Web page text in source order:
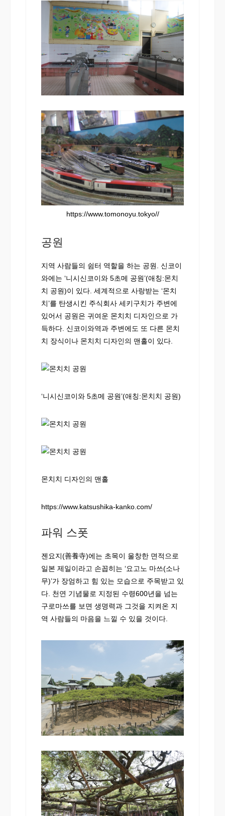
https://www.tomonoyu.tokyo//
공원
지역 사람들의 쉼터 역할을 하는 공원. 신코이
와에는 ‘니시신코이와 5초메 공원’(애칭:몬치
치 공원)이 있다. 세계적으로 사랑받는 ‘몬치
치’를 탄생시킨 주식회사 세키구치가 주변에
있어서 공원은 귀여운 몬치치 디자인으로 가
득하다. 신코이와역과 주변에도 또 다른 몬치
치 장식이나 몬치치 디자인의 맨홀이 있다.
‘니시신코이와 5초메 공원’(애칭:몬치치 공원)
몬치치 디자인의 맨홀
https://www.katsushika-kanko.com/
파워 스폿
젠요지(善養寺)에는 초목이 울창한 면적으로
일본 제일이라고 손꼽히는 ‘요고노 마쓰(소나
무)’가 장엄하고 힘 있는 모습으로 주목받고 있
다. 천연 기념물로 지정된 수령600년을 넘는
구로마쓰를 보면 생명력과 그것을 지켜온 지
역 사람들의 마음을 느낄 수 있을 것이다.